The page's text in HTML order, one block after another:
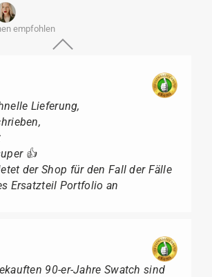
empfohlen
Lieferung,
👍
der Shop für den Fall der Fälle
Ersatzteil Portfolio an
90-er-Jahre Swatch sind